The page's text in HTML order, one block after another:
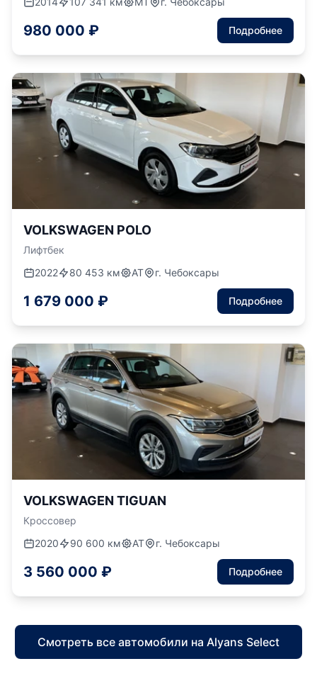
980 000 ₽ Подробнее
VOLKSWAGEN POLO
Лифтбек
2022
80 453 км АТ г. Чебоксары
1 679 000 ₽ Подробнее
VOLKSWAGEN TIGUAN
Кроссовер
2020
90 600 км АТ г. Чебоксары
3 560 000 ₽ Подробнее
Смотреть все автомобили на Alyans Select